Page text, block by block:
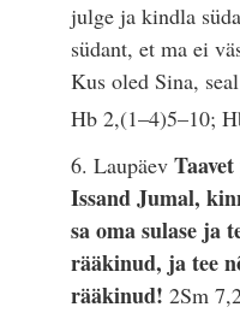
julge ja kindla
südant, et ma ei
Kus oled Sina,
Hb 2,(1–4)5–10;
6. Laupäev
Issand Jumal,
sa oma sulase ja
rääkinud, ja tee
rääkinud!2Sm